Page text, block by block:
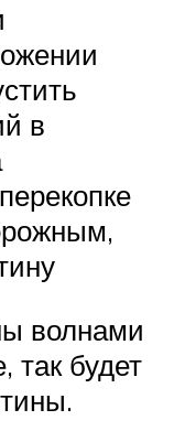
в
волнами
так будет